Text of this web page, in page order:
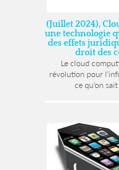
(Juillet 2024),
une technologie
des effets
droit des
Le cloud
révolution pour
ce qu’on sait